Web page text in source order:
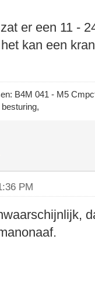
er een 11 -
kan een
B4M 041 - M5
PM